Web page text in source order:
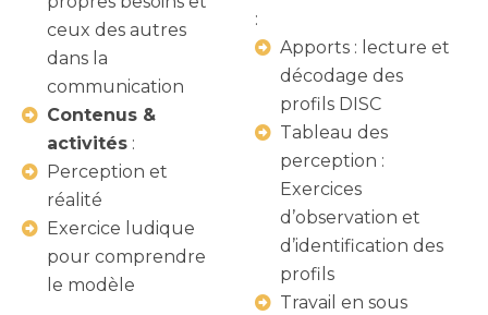
ceux des autres
dans la
communication
Contenus &
activités :
Perception et
réalité
Exercice ludique
pour comprendre
le modèle
:
Apports : lecture et
décodage des
profils DISC
Tableau des
perception :
Exercices
d’observation et
d’identification des
profils
Travail en sous